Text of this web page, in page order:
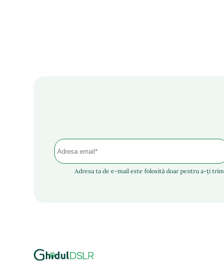
Adresa ta de e-mail este folosită doar pentru a-ți